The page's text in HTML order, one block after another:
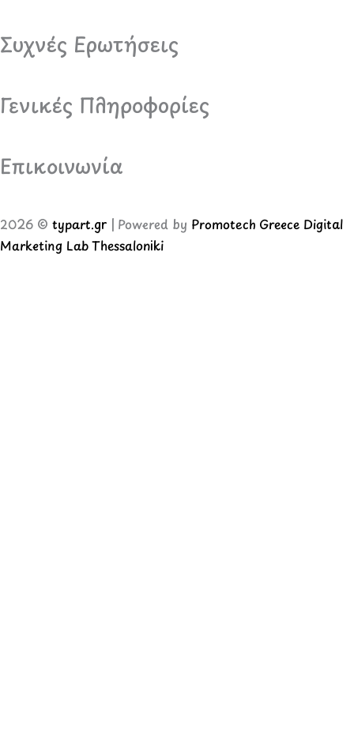
Συχνές Ερωτήσεις
Γενικές Πληροφορίες
Επικοινωνία
2026 © typart.gr | Powered by Promotech Greece Digital
Marketing Lab Thessaloniki